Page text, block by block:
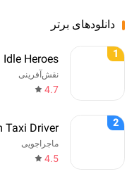
دانلودهای برتر
1
Idle Heroes
نقش‌آفرینی
4.7
2
Taxi Driver
ماجراجویی
4.5